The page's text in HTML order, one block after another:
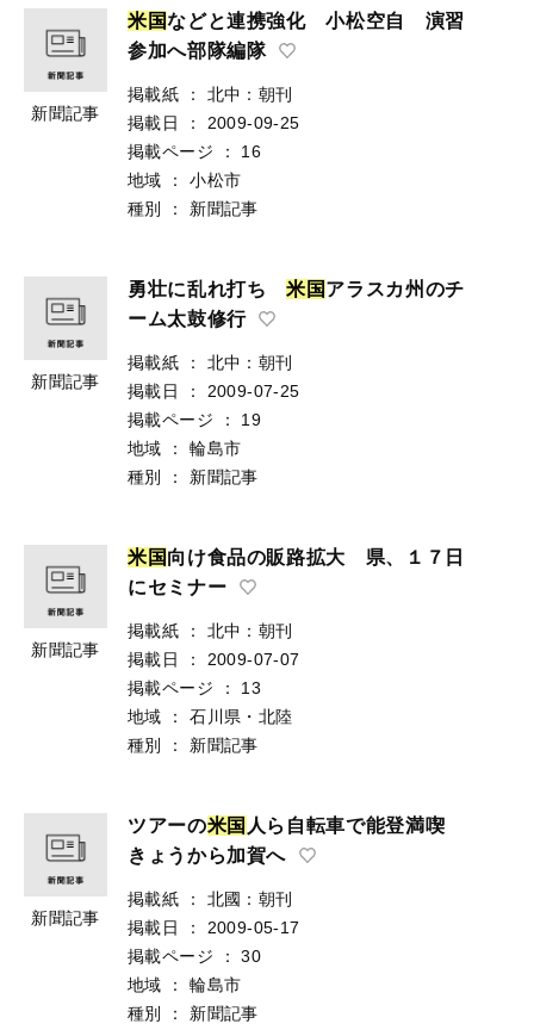
新聞記事
米 国などと連携強化 小松空自 演習
参加へ部隊編隊
掲載紙 ：
北中：朝刊
掲載日
：
2009-09-25
掲載ページ
：
16
地域
：
小松市
種別
： 新聞記事
新聞記事
勇壮に乱れ打ち米 国アラスカ州のチ
ーム太鼓修行
掲載紙 ：
北中：朝刊
掲載日
：
2009-07-25
掲載ページ
：
19
地域
：
輪島市
種別
： 新聞記事
新聞記事
米 国向け食品の販路拡大 県、１７日
にセミナー
掲載紙 ：
北中：朝刊
掲載日
：
2009-07-07
掲載ページ
：
13
地域
：
石川県・北陸
種別
： 新聞記事
新聞記事
ツアーの米国 人ら自転車で能登満喫
きょうから加賀へ
掲載紙 ：
北國：朝刊
掲載日
：
2009-05-17
掲載ページ
：
30
地域
：
輪島市
種別
： 新聞記事